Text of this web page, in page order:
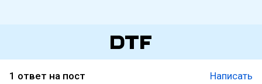
1 ответ на пост Написать